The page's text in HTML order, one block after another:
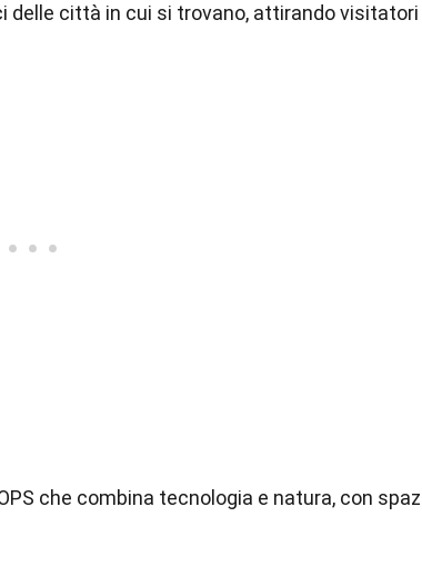
delle città in cui si trovano, attirando visitatori
che combina tecnologia e natura, con